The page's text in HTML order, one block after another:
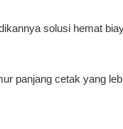
solusi hemat
panjang cetak yang